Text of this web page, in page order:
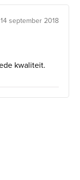
14 september 2018
kwaliteit.